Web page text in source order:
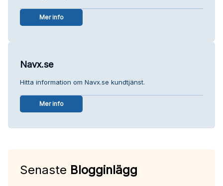
Mer info
Navx.se
Hitta information om Navx.se kundtjänst.
Mer info
Senaste Blogginlägg